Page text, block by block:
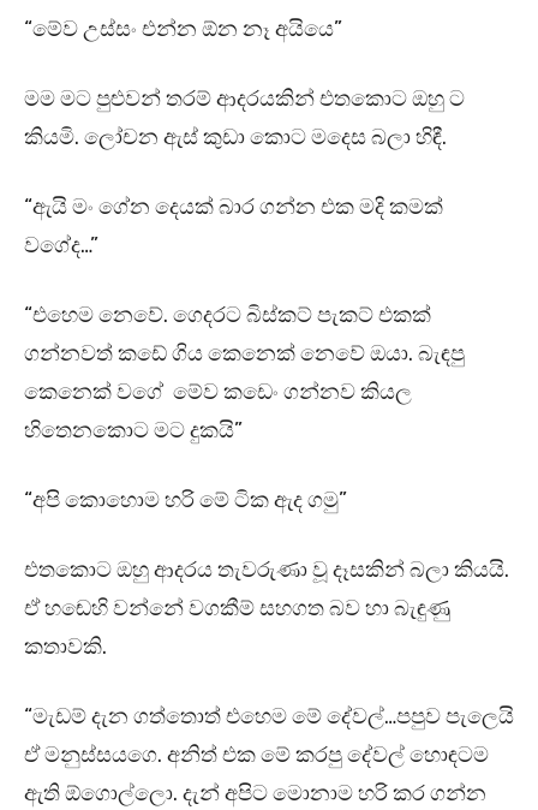
“මේව උස්සං එන්න ඕන නෑ අයියෙ”
මම මට පුළුවන් තරම් ආදරයකින් එතකොට ඔහු ට
කියමි. ලෝචන ඇස් කුඩා කොට මදෙස බලා හිඳී.
“ඇයි මං ගේන දෙයක් බාර ගන්න එක මදි කමක්
වගේද…”
“එහෙම නෙවේ. ගෙදරට බිස්කට් පැකට් එකක්
ගන්නවත් කඩේ ගිය කෙනෙක් නෙවේ ඔයා. බැඳපු
කෙනෙක් වගේ මේව කඩෙං ගන්නව කියල
හිතෙනකොට මට දුකයි”
“අපි කොහොම හරි මේ ටික ඇද ගමු”
එතකොට ඔහු ආදරය තැවරුණා වූ දෑසකින් බලා කියයි.
ඒ හඬෙහි වන්නේ වගකීම් සහගත බව හා බැඳුණු
කතාවකි.
“මැඩම් දැන ගත්තොත් එහෙම මේ දේවල්…පපුව පැලෙයි
ඒ මනුස්සයගෙ. අනිත් එක මේ කරපු දේවල් හොඳටම
ඇති ඕගොල්ලො. දැන් අපිට මොනාම හරි කර ගන්න